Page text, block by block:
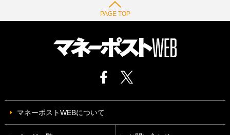
PAGE TOP
マネーポストWEBについて